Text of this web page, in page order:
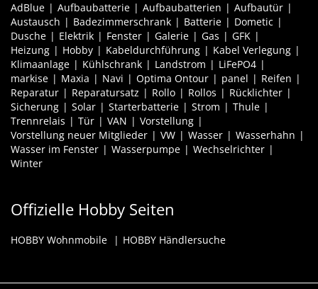
AdBlue Aufbaubatterie Aufbaubatterien
Aufbautür
Austausch
Badezimmerschrank Batterie
Dometic
Dusche
Elektrik Fenster Galerie Gas
GFK
Heizung
Hobby Kabeldurchführung
Kabel Verlegung
Klimaanlage
Kühlschrank Landstrom
LiFePO4
markise
Maxia Navi Optima Ontour panel
Reifen
Reparatur
Reparatursatz Rollo Rollos
Rücklichter
Sicherung
Solar Starterbatterie Strom
Thule
Trennrelais
Tür VAN
Vorstellung
Vorstellung neuer Mitglieder
VW Wasser
Wasserhahn
Wasser im Fenster
Wasserpumpe
Wechselrichter
Winter
Offizielle Hobby Seiten
HOBBY Wohnmobile HOBBY Händlersuche